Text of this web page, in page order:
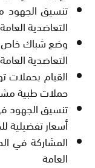
تنسيق
التعاضدية العامة
وضع شباك خاص
التعاضدية العامة
القيام
حملات طبية
تنسيق الجهود
أسعار تفضيلية
المشاركة في
العامة